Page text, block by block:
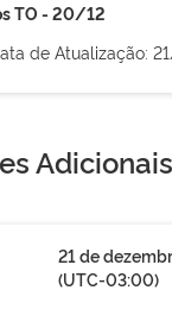
TO - 20/12
de Atualização:
Adicionais
21 de
(UTC-03:00)